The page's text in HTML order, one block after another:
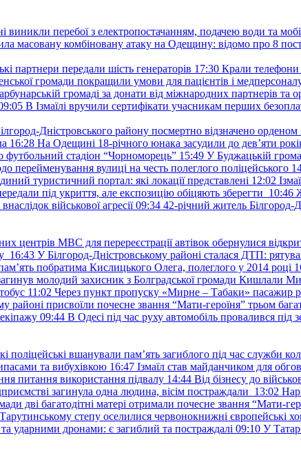
виникли перебої з електропостачанням, подачею води та
масовану комбіновану атаку на Одещину: відомо про 8
партнери передали шість генераторів 17:30 Крали телефони
громади покращили умови для пацієнтів і
громаді за донати від міжнародних партнерів та
В Ізмаїлі вручили сертифікати учасникам перших
Дністровського району посмертно відзначено орденом
16:28 На Одещині 18-річного юнака засудили до дев’яти
стадіон “Чорноморець” 15:49 У Буджацькій
перейменування вулиці на честь полеглого поліцейського
туристичний портал: які локації представлені 12:02
під укриття, але експозицію обіцяють зберегти 10:46
військової агресії 09:34 42-річний житель Білгород-
центрів МВС для перереєстрації автівок обернулися
16:43 У Білгород-Дністровському районі сталася ДТП:
побратима Кислицького Олега, полеглого у 2014 році
молодий захисник з Болградської громади Кишлали
11:02 Через пункт пропуску «Мирне – Табаки» пасажир
районі присвоїли почесне звання “Мати-героїня” трьом
09:44 В Одесі під час руху автомобіль провалився під
поліцейські вшанували пам’ять загиблого під час служби
та вибухівкою 16:47 Ізмаїл став майданчиком для
питання використання підвалу 14:44 Від бізнесу до
загинула одна людина, вісім постраждали 13:02
дві багатодітні матері отримали почесне звання “Мати-
степу оселилися червонокнижні європейські
ударними дронами: є загиблий та постраждалі 09:10 У